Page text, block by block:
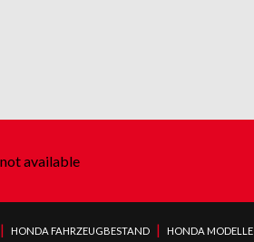
not available
| HONDA FAHRZEUGBESTAND | HONDA MODELLE